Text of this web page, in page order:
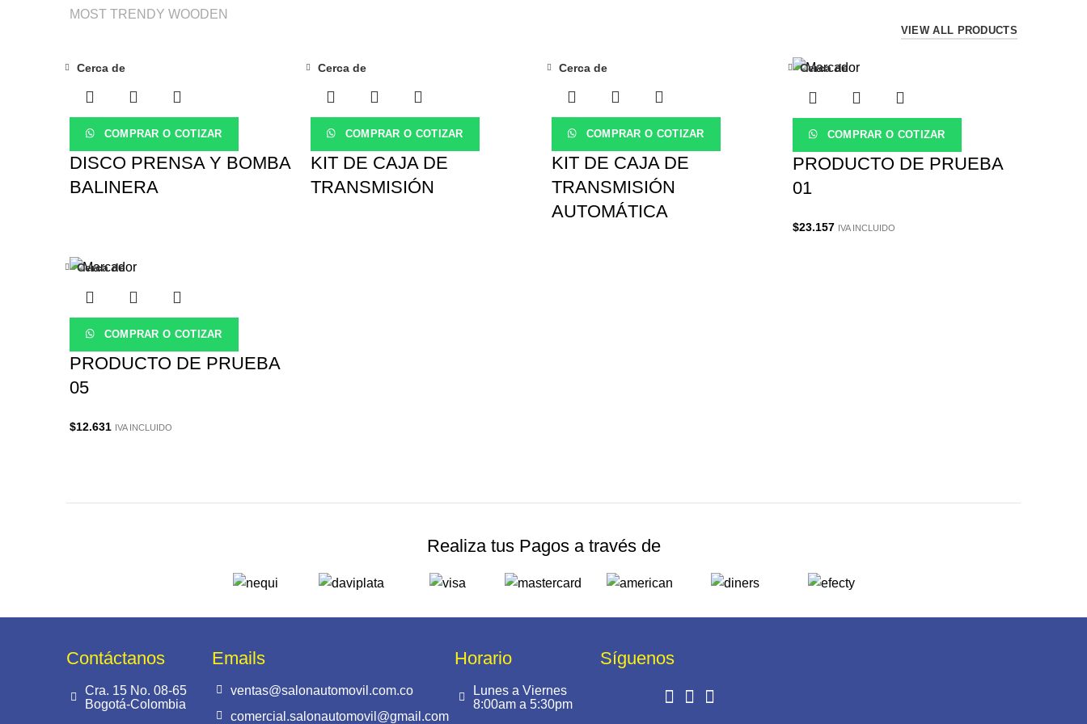
MOST TRENDY WOODEN
VIEW ALL PRODUCTS
COMPRAR O COTIZAR
Cerca de
DISCO PRENSA Y BOMBA
BALINERA
COMPRAR O COTIZAR
Cerca de
KIT DE CAJA DE
TRANSMISIÓN
COMPRAR O COTIZAR
Cerca de
KIT DE CAJA DE
TRANSMISIÓN
AUTOMÁTICA
COMPRAR O COTIZAR
Cerca de
PRODUCTO DE PRUEBA
01
$23.157 IVA INCLUIDO
COMPRAR O COTIZAR
Cerca de
PRODUCTO DE PRUEBA
05
$12.631 IVA INCLUIDO
Realiza tus Pagos a través de
Contáctanos
Cra. 15 No. 08-65
Bogotá-Colombia
Emails
ventas@salonautomovil.com.co
comercial.salonautomovil@gmail.com
Horario
Lunes a Viernes
8:00am a 5:30pm
Síguenos